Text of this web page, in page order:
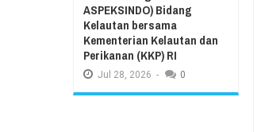
ASPEKSINDO) Bidang
Kelautan bersama
Kementerian Kelautan dan
Perikanan (KKP) RI
Jul 28, 2026 - 0